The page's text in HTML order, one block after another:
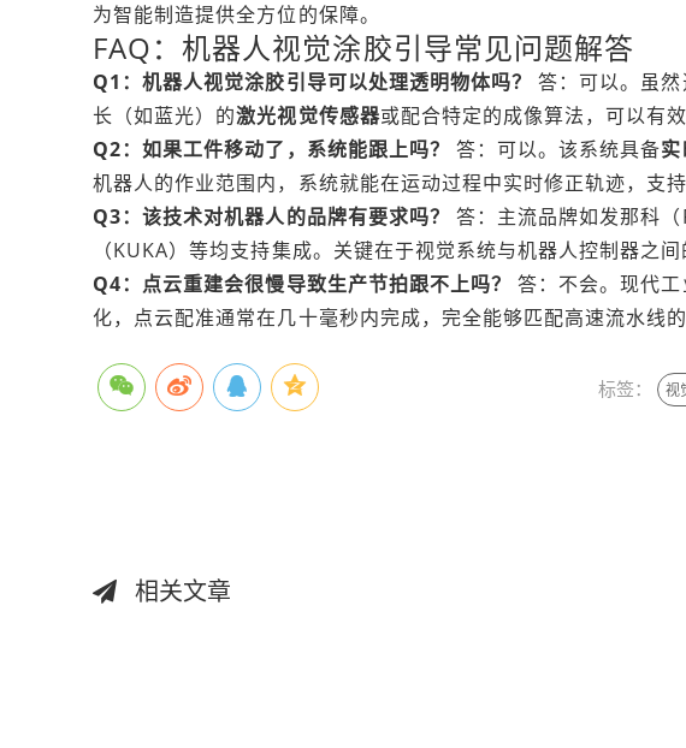
为智能制造提供全方位的保障。
FAQ：机器人视觉涂胶引导常见问题解答
Q1：机器人视觉涂胶引导可以处理透明物体吗？
答：可以。虽
长（如蓝光）的激光视觉传感器或配合特定的成像算法，可以有
Q2：如果工件移动了，系统能跟上吗？
答：可以。该系统具备
机器人的作业范围内，系统就能在运动过程中实时修正轨迹，支持
Q3：该技术对机器人的品牌有要求吗？
答：主流品牌如发那科
（KUKA）等均支持集成。关键在于视觉系统与机器人控制器之间
Q4：点云重建会很慢导致生产节拍跟不上吗？
答：不会。现代工
化，点云配准通常在几十毫秒内完成，完全能够匹配高速流水线的
标签： 视
相关文章